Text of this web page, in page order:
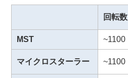
回転数
MST ~1100
マイクロスターラー ~1100